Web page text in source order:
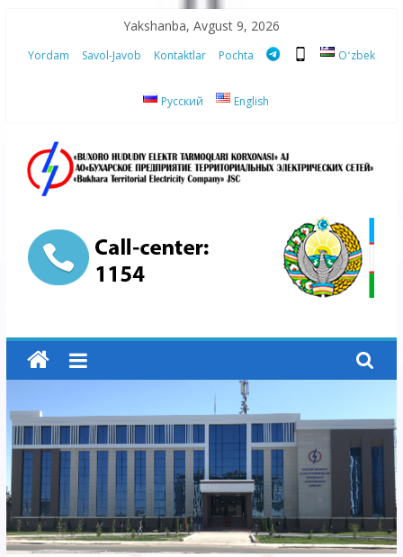
content
Yakshanba, Avgust 9, 2026
Yordam Savol-Javob Kontaktlar Pochta Oʻzbek
Русский English
“Buxoro
hududiy
elektr
tarmoqlari
korxonasi”
AJ
“Buxoro
hududiy